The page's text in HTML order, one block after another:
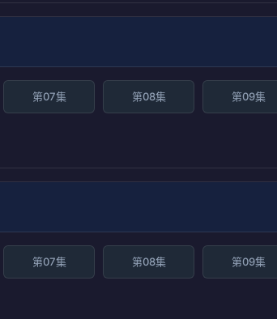
第07集 第08集 第09集
第07集 第08集 第09集